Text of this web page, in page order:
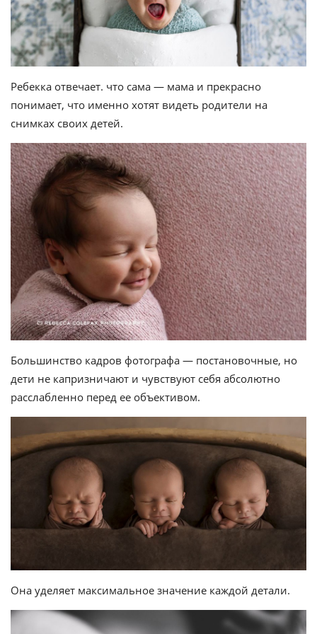
Ребекка отвечает. что сама — мама и прекрасно
понимает, что именно хотят видеть родители на
снимках своих детей.
Большинство кадров фотографа — постановочные, но
дети не капризничают и чувствуют себя абсолютно
расслабленно перед ее объективом.
Она уделяет максимальное значение каждой детали.